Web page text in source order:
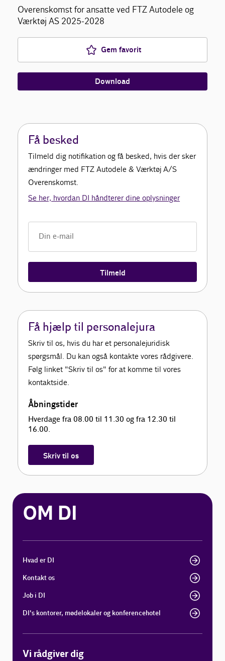
Overenskomst for ansatte ved FTZ Autodele og
Værktøj AS 2025-2028
Gem favorit
Download
Få besked
Tilmeld dig notifikation og få besked, hvis der sker
ændringer med FTZ Autodele & Værktøj A/S
Overenskomst.
Se her, hvordan DI håndterer dine oplysninger
Tilmeld
Få hjælp til personalejura
Skriv til os, hvis du har et personalejuridisk
spørgsmål. Du kan også kontakte vores rådgivere.
Følg linket "Skriv til os" for at komme til vores
kontaktside.
Åbningstider
Hverdage fra 08.00 til 11.30 og fra 12.30 til
16.00.
Skriv til os
OM DI
Hvad er DI
Kontakt os
Job i DI
DI's kontorer, mødelokaler og konferencehotel
Vi rådgiver dig